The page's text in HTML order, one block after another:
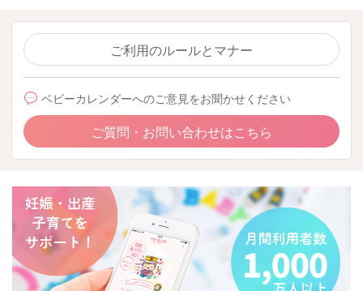
ご利用のルールとマナー
ベビーカレンダーへのご意見をお聞かせください
ご質問・お問い合わせはこちら